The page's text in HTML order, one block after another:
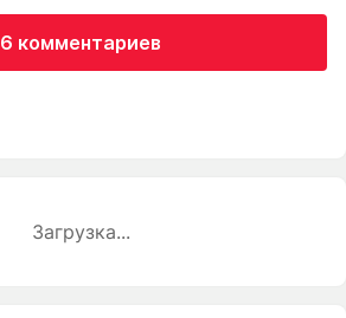
6 комментариев
Загрузка...